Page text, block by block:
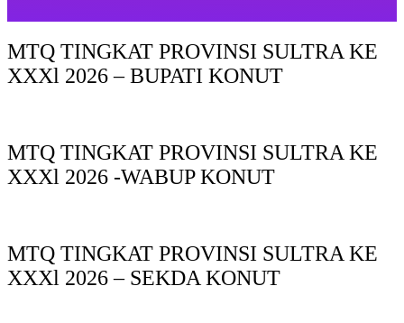
MTQ TINGKAT PROVINSI SULTRA KE
XXXl 2026 – BUPATI KONUT
MTQ TINGKAT PROVINSI SULTRA KE
XXXl 2026 -WABUP KONUT
MTQ TINGKAT PROVINSI SULTRA KE
XXXl 2026 – SEKDA KONUT